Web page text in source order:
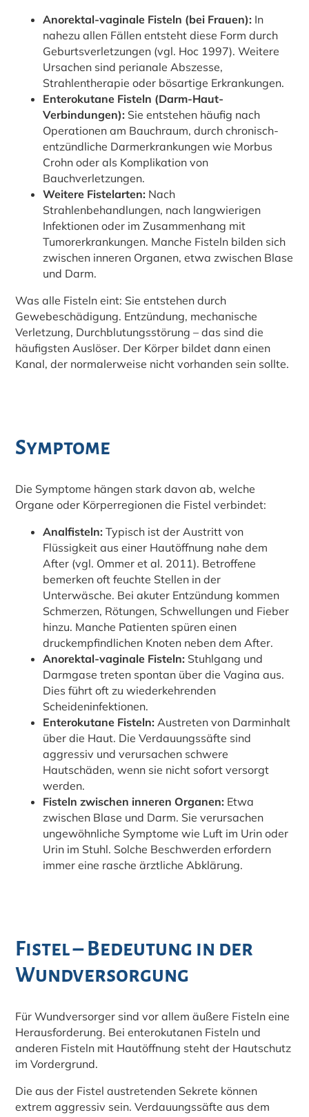
Anorektal-vaginale Fisteln (bei Frauen): In
nahezu allen Fällen entsteht diese Form durch
Geburtsverletzungen (vgl. Hoc 1997). Weitere
Ursachen sind perianale Abszesse,
Strahlentherapie oder bösartige Erkrankungen.
Enterokutane Fisteln (Darm-Haut-
Verbindungen): Sie entstehen häufig nach
Operationen am Bauchraum, durch chronisch-
entzündliche Darmerkrankungen wie Morbus
Crohn oder als Komplikation von
Bauchverletzungen.
Weitere Fistelarten: Nach
Strahlenbehandlungen, nach langwierigen
Infektionen oder im Zusammenhang mit
Tumorerkrankungen. Manche Fisteln bilden sich
zwischen inneren Organen, etwa zwischen Blase
und Darm.
Was alle Fisteln eint: Sie entstehen durch
Gewebeschädigung. Entzündung, mechanische
Verletzung, Durchblutungsstörung – das sind die
häufigsten Auslöser. Der Körper bildet dann einen
Kanal, der normalerweise nicht vorhanden sein sollte.
Symptome
Die Symptome hängen stark davon ab, welche
Organe oder Körperregionen die Fistel verbindet:
Analfisteln: Typisch ist der Austritt von
Flüssigkeit aus einer Hautöffnung nahe dem
After (vgl. Ommer et al. 2011). Betroffene
bemerken oft feuchte Stellen in der
Unterwäsche. Bei akuter Entzündung kommen
Schmerzen, Rötungen, Schwellungen und Fieber
hinzu. Manche Patienten spüren einen
druckempfindlichen Knoten neben dem After.
Anorektal-vaginale Fisteln: Stuhlgang und
Darmgase treten spontan über die Vagina aus.
Dies führt oft zu wiederkehrenden
Scheideninfektionen.
Enterokutane Fisteln: Austreten von Darminhalt
über die Haut. Die Verdauungssäfte sind
aggressiv und verursachen schwere
Hautschäden, wenn sie nicht sofort versorgt
werden.
Fisteln zwischen inneren Organen: Etwa
zwischen Blase und Darm. Sie verursachen
ungewöhnliche Symptome wie Luft im Urin oder
Urin im Stuhl. Solche Beschwerden erfordern
immer eine rasche ärztliche Abklärung.
Fistel – Bedeutung in der
Wundversorgung
Für Wundversorger sind vor allem äußere Fisteln eine
Herausforderung. Bei enterokutanen Fisteln und
anderen Fisteln mit Hautöffnung steht der Hautschutz
im Vordergrund.
Die aus der Fistel austretenden Sekrete können
extrem aggressiv sein. Verdauungssäfte aus dem